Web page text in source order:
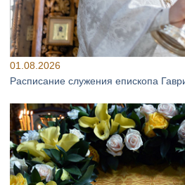
01.08.2026
Расписание служения епископа